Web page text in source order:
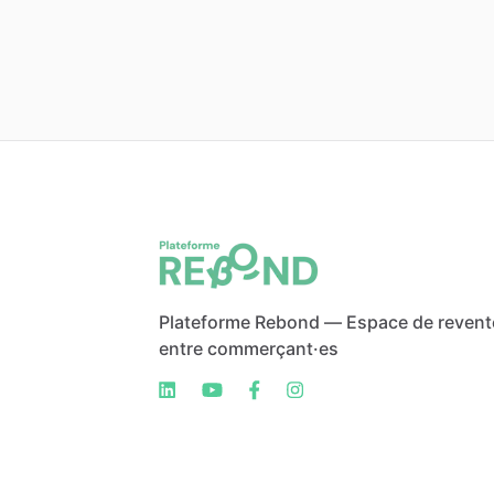
Plateforme Rebond — Espace de
entre commerçant·es